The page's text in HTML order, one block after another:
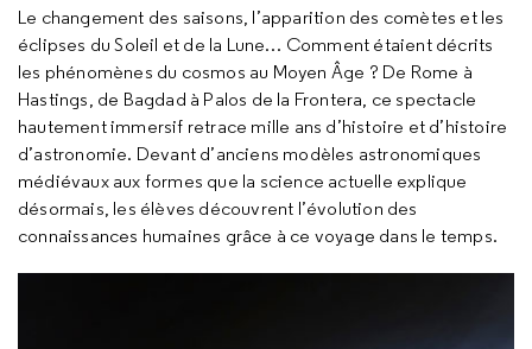
Le changement des saisons, l’apparition des comètes et les
éclipses du Soleil et de la Lune… Comment étaient décrits
les phénomènes du cosmos au Moyen Âge ? De Rome à
Hastings, de Bagdad à Palos de la Frontera, ce spectacle
hautement immersif retrace mille ans d’histoire et d’histoire
d’astronomie. Devant d’anciens modèles astronomiques
médiévaux aux formes que la science actuelle explique
désormais, les élèves découvrent l’évolution des
connaissances humaines grâce à ce voyage dans le temps.